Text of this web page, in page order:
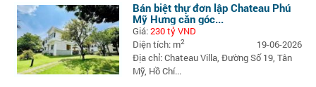
Bán biệt thự đơn lập Chateau Phú
Mỹ Hưng căn góc...
Giá:230 tỷ VND
Diện tích: m2
19-06-2026
Địa chỉ: Chateau Villa, Đường Số 19, Tân
Mỹ, Hồ Chí...